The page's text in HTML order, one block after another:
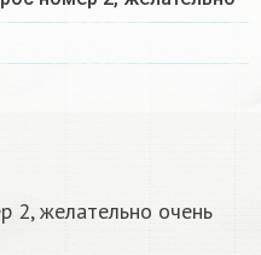
2, желательно очень